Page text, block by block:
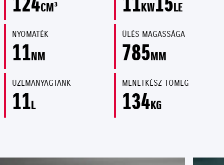
CM³ KW LE
NYOMATÉK
11NM
ÜLÉS MAGASSÁGA
785MM
ÜZEMANYAGTANK
11L
MENETKÉSZ TÖMEG
134KG